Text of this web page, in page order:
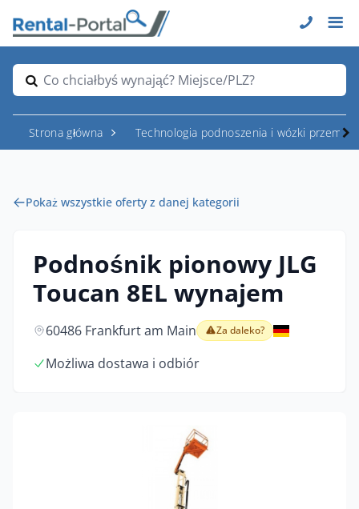
Co chciałbyś wynająć? Miejsce/PLZ?
Strona główna Technologia podnoszenia i wózki
Pokaż wszystkie oferty z danej kategorii
Podnośnik pionowy JLG
Toucan 8EL wynajem
60486 Frankfurt am Main Za daleko?
Możliwa dostawa i odbiór